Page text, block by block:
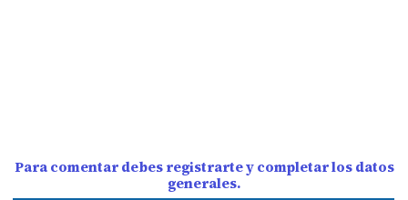
Para comentar debes registrarte y completar los datos
generales.